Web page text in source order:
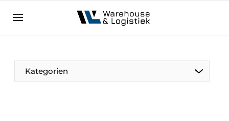
NL EN
Kategorien